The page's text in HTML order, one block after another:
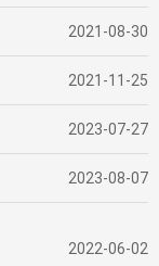
2021-08-30
2021-11-25
2023-07-27
2023-08-07
2022-06-02